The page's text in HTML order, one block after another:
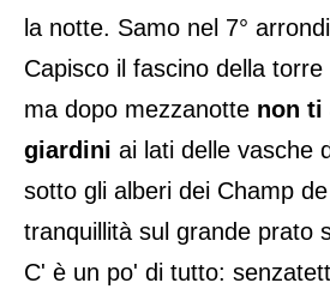
la notte. Samo nel 7°
Capisco il fascino della
ma dopo mezzanotte non ti
giardini ai lati delle vasche
sotto gli alberi dei Champ
tranquillità sul grande prato
C' è un po' di tutto: